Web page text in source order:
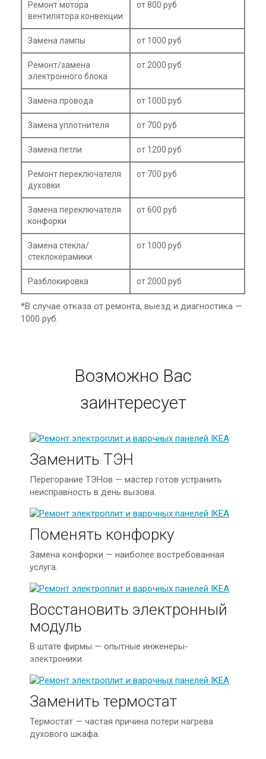
Ремонт мотора
вентилятора конвекции
от 800 руб
Замена лампы от 1000 руб
Ремонт/замена
электронного блока
от 2000 руб
Замена провода от 1000 руб
Замена уплотнителя от 700 руб
Замена петли от 1200 руб
Ремонт переключателя
духовки
от 700 руб
Замена переключателя
конфорки
от 600 руб
Замена стекла/
стеклокерамики
от 1000 руб
Разблокировка от 2000 руб
*В случае отказа от ремонта, выезд и диагностика —
1000 руб.
Возможно Вас
заинтересует
Заменить ТЭН
Перегорание ТЭНов — мастер готов устранить
неисправность в день вызова.
Поменять конфорку
Замена конфорки — наиболее востребованная
услуга.
Восстановить электронный
модуль
В штате фирмы — опытные инженеры-
электроники.
Заменить термостат
Термостат — частая причина потери нагрева
духового шкафа.